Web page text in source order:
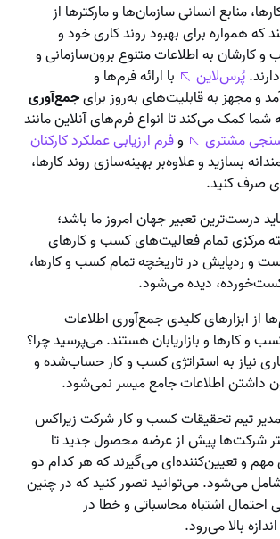
منابع انسانی سازمان‌ها و مارکترها از
که همواره برای بهبود روند کاری خود و
کارشان به اطلاعات متنوع برون‌سازمانی و
پُرس‌لاین
با ارائه فرم‌ها و
و مجهز به قابلیت‌های به‌روز برایجمع‌آوری
شما کمک می‌کند تا انواع فرم‌های آنلاین مانند
مشتری
وفرم ارزیابی عملکرد کارکنان
بسازید و علاوه‌بر بهینه‌سازی روند کارها،
صرف کنید.
درست‌ترین تعبیر جهان امروز ما باشد؛
مرکزی تمام فعالیت‌های کسب و کارهای
و ردپایش در تاریخچه تمام کسب و کارها،
دیده می‌شود.
از ابزارهای کلیدی جمع‌آوری اطلاعات
و کارها و بازاریابان هستند. می‌پرسید چرا؟
نیاز به استراتژی کسب و کار حساب‌شده و
داشتن اطلاعات جامع میسر نمی‌شود.
مدیر تیم تحقیقات کسب و کار شرکت زیراکس
شرکت‌ها پیش از عرضه محصول جدید تا
و تعیین‌کننده‌ای می‌گیرند که هر کدام دو
شامل می‌شود. می‌توانید تصور کنید که در چنین
احتمال اشتباه محاسباتی و خطا در
بالا می‌رود.